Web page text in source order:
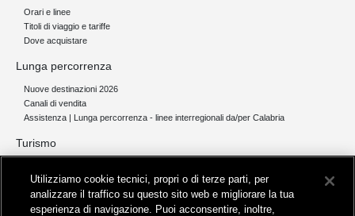
Orari e linee
Titoli di viaggio e tariffe
Dove acquistare
Lunga percorrenza
Nuove destinazioni 2026
Canali di vendita
Assistenza | Lunga percorrenza - linee interregionali da/per Calabria
Turismo
Servizi per aeroporti
Servizi di noleggio con conducente
Servizio di navigazione sul Lago Trasimeno
Utilizziamo cookie tecnici, propri o di terze parti, per
analizzare il traffico su questo sito web e migliorare la tua
esperienza di navigazione. Puoi acconsentire, inoltre,